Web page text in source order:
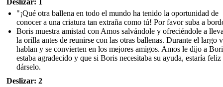
"¡Qué otra ballena en todo el mundo ha tenido la oportunidad de
conocer a una criatura tan extraña como tú! Por favor suba a
Boris muestra amistad con Amos salvándole y ofreciéndole a
la orilla antes de reunirse con las otras ballenas. Durante el largo
hablan y se convierten en los mejores amigos. Amos le dijo a
estaba agradecido y que si Boris necesitaba su ayuda, estaría feliz
dárselo.
Deslizar: 2